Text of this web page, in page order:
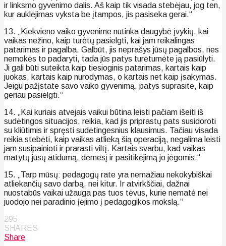
ir linksmo gyvenimo dalis. Aš kaip tik visada stebėjau, jog ten,
kur auklėjimas vyksta be įtampos, jis pasiseka gerai.“
13. „Kiekvieno vaiko gyvenime nutinka daugybė įvykių, kai
vaikas nežino, kaip turėtų pasielgti, kai jam reikalingas
patarimas ir pagalba. Galbūt, jis neprašys jūsų pagalbos, nes
nemokės to padaryti, tada jūs patys turėtumėte ją pasiūlyti.
Ji gali būti suteikta kaip tiesioginis patarimas, kartais kaip
juokas, kartais kaip nurodymas, o kartais net kaip įsakymas.
Jeigu pažįstate savo vaiko gyvenimą, patys suprasite, kaip
geriau pasielgti.“
14. „Kai kuriais atvejais vaikui būtina leisti pačiam išeiti iš
sudėtingos situacijos, reikia, kad jis priprastų pats susidoroti
su kliūtimis ir spręsti sudėtingesnius klausimus. Tačiau visada
reikia stebėti, kaip vaikas atlieką šią operaciją, negalima leisti
jam susipainioti ir prarasti viltį. Kartais svarbu, kad vaikas
matytų jūsų atidumą, dėmesį ir pasitikėjimą jo jėgomis.“
15. „Tarp mūsų: pedagogų rate yra nemažiau nekokybiškai
atliekančių savo darbą, nei kitur. Ir atvirkščiai, dažnai
nuostabūs vaikai užauga pas tuos tėvus, kurie nematė nei
juodojo nei paradinio įėjimo į pedagogikos mokslą.“
295
SHARES
Share